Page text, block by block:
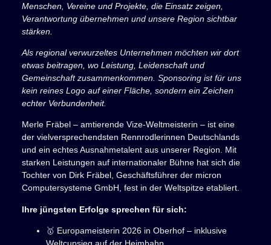
Menschen, Vereine und Projekte, die Einsatz zeigen,
Verantwortung übernehmen und unsere Region sichtbar
stärken.
Als regional verwurzeltes Unternehmen möchten wir dort
etwas beitragen, wo Leistung, Leidenschaft und
Gemeinschaft zusammenkommen. Sponsoring ist für uns
kein reines Logo auf einer Fläche, sondern ein Zeichen
echter Verbundenheit.
Merle Fräbel – amtierende Vize-Weltmeisterin – ist eine
der vielversprechendsten Rennrodlerinnen Deutschlands
und ein echtes Ausnahmetalent aus unserer Region. Mit
starken Leistungen auf internationaler Bühne hat sich die
Tochter von Dirk Fräbel, Geschäftsführer der micron
Computersysteme GmbH, fest in der Weltspitze etabliert.
Ihre jüngsten Erfolge sprechen für sich:
🥇 Europameisterin 2026 in Oberhof – inklusive